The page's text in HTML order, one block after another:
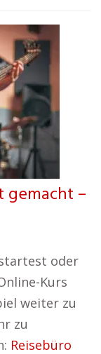
gemacht –
oder
Kurs
weiter zu
zu
Reisebüro